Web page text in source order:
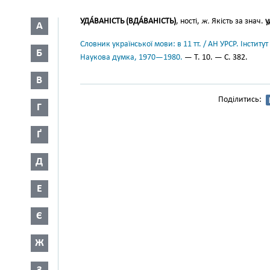
А
Б
В
Г
Ґ
Д
Е
Є
Ж
УДА́ВАНІСТЬ (ВДА́ВАНІСТЬ), ності, ж. Якість за знач.
Словник української мови: в 11 тт. / АН УРСР.
Наукова думка, 1970—1980. — Т. 10. — С. 382.
Поділитись: